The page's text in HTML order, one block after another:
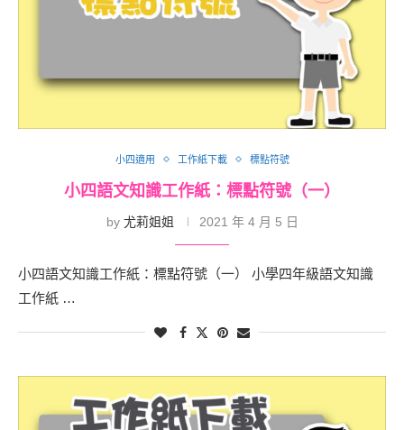
小四適用 工作紙下載 標點符號
小四語文知識工作紙：標點符號（一）
by 尤莉姐姐 2021 年 4 月 5 日
小四語文知識工作紙：標點符號（一） 小學四年級語文知識
工作紙 …